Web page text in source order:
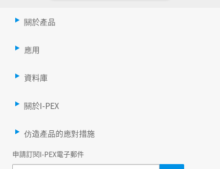
關於產品
應用
資料庫
關於I-PEX
仿造產品的應對措施
申請訂閱I-PEX電子郵件